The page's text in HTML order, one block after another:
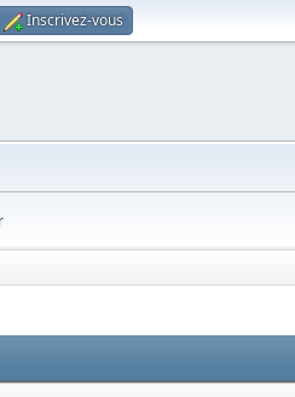
Inscrivez-vous